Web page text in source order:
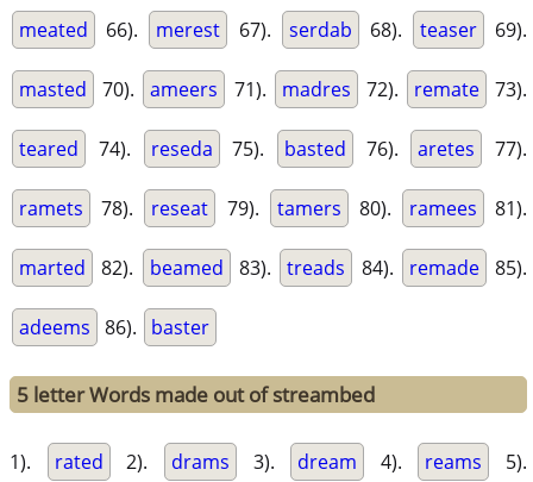
meated 66). merest 67). serdab 68). teaser 69).
masted 70). ameers 71). madres 72). remate 73).
teared 74). reseda 75). basted 76). aretes 77).
ramets 78). reseat 79). tamers 80). ramees 81).
marted 82). beamed 83). treads 84). remade 85).
adeems 86). baster
5 letter Words made out of streambed
1). rated 2). drams 3). dream 4). reams 5).